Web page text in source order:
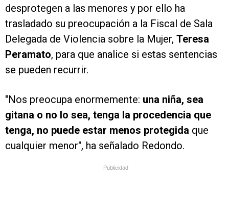
desprotegen a las menores y por ello ha
trasladado su preocupación a la Fiscal de Sala
Delegada de Violencia sobre la Mujer, Teresa
Peramato, para que analice si estas sentencias
se pueden recurrir.
"Nos preocupa enormemente: una niña, sea
gitana o no lo sea, tenga la procedencia que
tenga, no puede estar menos protegida que
cualquier menor", ha señalado Redondo.
Publicidad